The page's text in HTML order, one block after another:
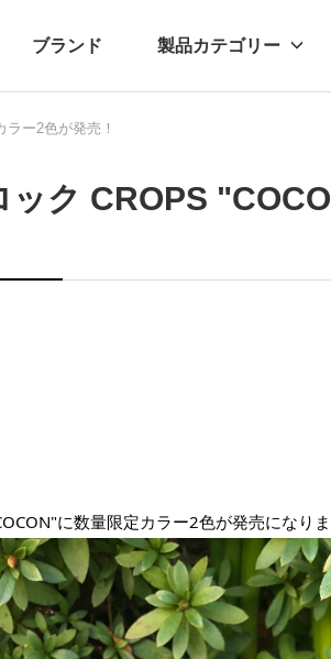
ブランド 製品カテゴリー
ーツ アクセサリー
リリース
ー2色が発売！
ック CROPS
に数量限定カラー2色が発売になり